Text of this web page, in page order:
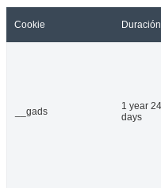
Cookie Duración
__gads
1 year 24
days